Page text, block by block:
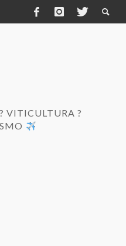
VITICULTURA ?